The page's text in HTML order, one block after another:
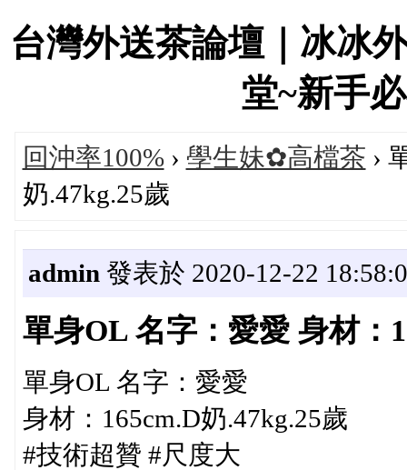
台灣外送茶論壇｜冰冰
堂~新手
回沖率100%› 學生妹✿高檔茶 ›
奶.47kg.25歲
admin 發表於 2020-12-22
單身OL 名字：愛愛 身材：
單身OL 名字：愛愛
身材：165cm.D奶.47kg.25歲
#技術超贊 #尺度大